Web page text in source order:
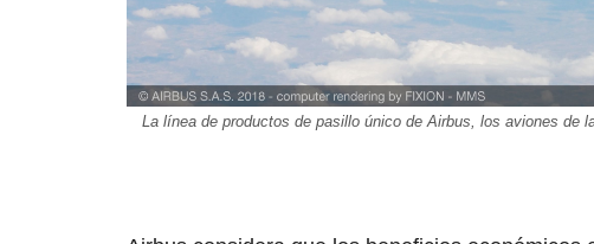
La línea de productos de pasillo único de Airbus, los aviones de